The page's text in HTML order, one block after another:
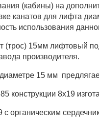
(кабины) на
канатов для лифта
использования
(трос) 15мм лифтовый
производителя.
15 мм
конструкции 8х19
органическим